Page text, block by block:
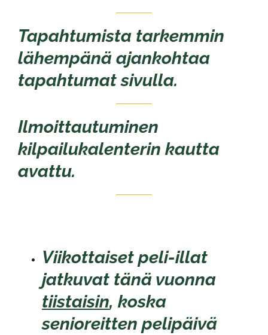
Tapahtumista tarkemmin
lähempänä ajankohtaa
tapahtumat sivulla.
Ilmoittautuminen
kilpailukalenterin kautta
avattu.
Viikottaiset peli-illat
jatkuvat tänä vuonna
tiistaisin, koska
senioreitten pelipäivä